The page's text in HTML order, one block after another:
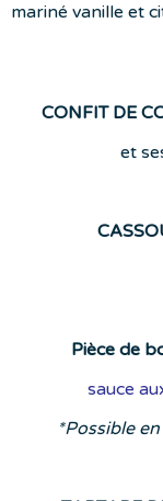
mariné vanille et
CONFIT DE
et
Pièce de
sauce
*Possible